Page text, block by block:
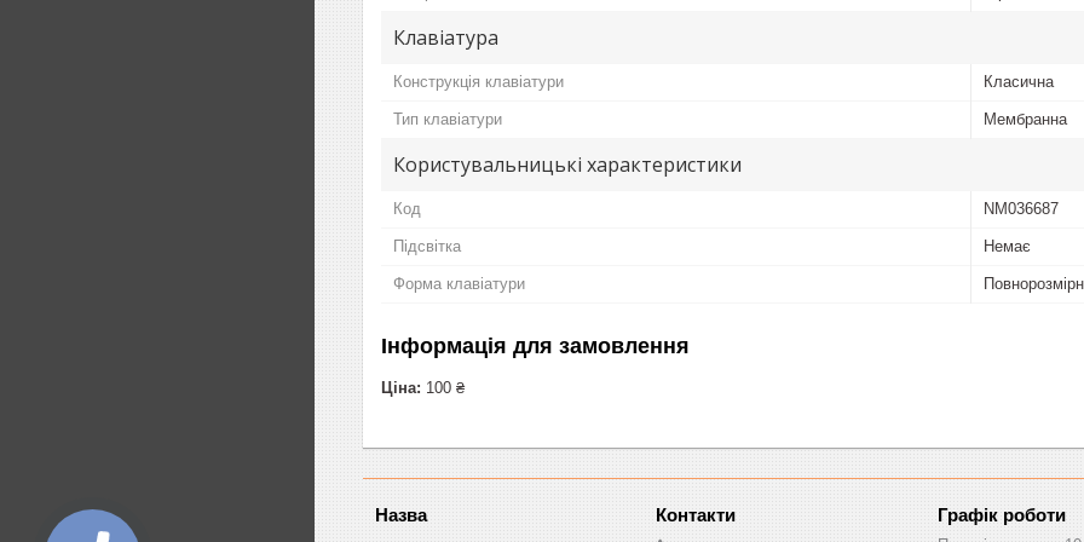
Клавіатура
Конструкція клавіатури Класична
Тип клавіатури Мембранна
Користувальницькі характеристики
Код NM036687
Підсвітка Немає
Форма клавіатури
Інформація для замовлення
Ціна: 100 ₴
Графік роботи